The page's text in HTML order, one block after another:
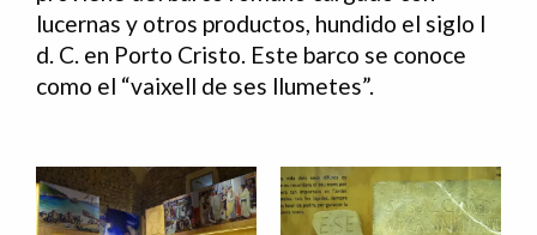
lucernas y otros productos, hundido el siglo I
d. C. en Porto Cristo. Este barco se conoce
como el “vaixell de ses llumetes”.